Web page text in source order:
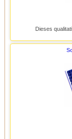
Dieses